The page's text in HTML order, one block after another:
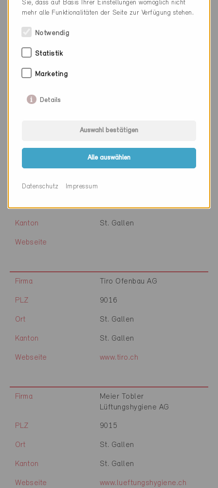
Webseite www.iep-ingenieure.ch
Firma
PLZ
Firma
PLZ
Kanton St. Gallen
Webseite
Firma Tiro Ofenbau AG
PLZ 9016
Ort St. Gallen
Kanton St. Gallen
Webseite www.tiro.ch
Firma
Meier Tobler
Lüftungshygiene AG
PLZ 9015
Ort St. Gallen
Kanton St. Gallen
Webseite www.lueftungshygiene.ch
Sie, dass auf Basis Ihrer Einstellungen womöglich nicht
mehr alle Funktionalitäten der Seite zur Verfügung stehen.
Notwendig
Statistik
Marketing
Details
Auswahl bestätigen
Alle auswählen
Datenschutz Impressum